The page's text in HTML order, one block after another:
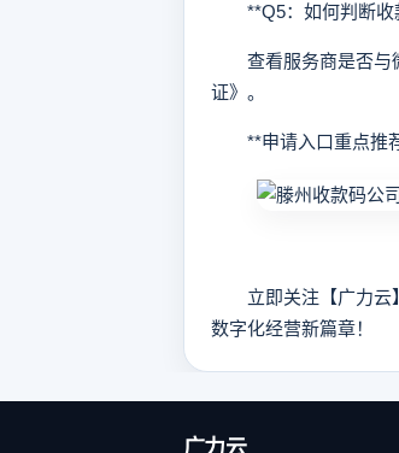
**Q5：如何判断收
查看服务商是否与微
证》。
**申请入口重点推荐
立即关注【广力云】
数字化经营新篇章！
广力云